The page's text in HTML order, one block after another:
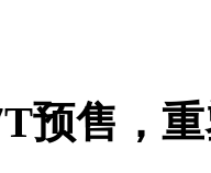
预售，